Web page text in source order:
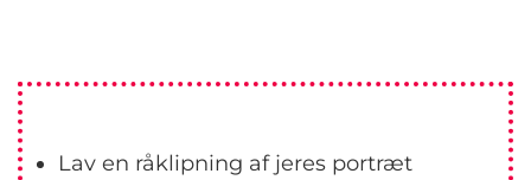
Lav en råklipning af jeres portræt